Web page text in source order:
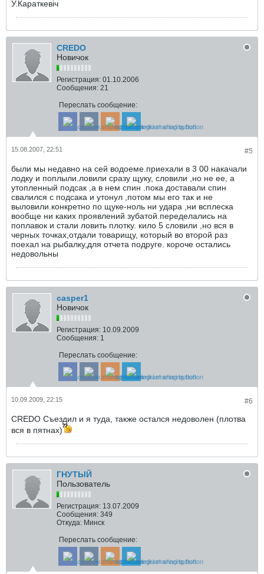
У.Караткевiч
CREDO
Новичок
Регистрация: 01.10.2006
Сообщения: 21
Переслать сообщение:
#5
15.08.2007, 22:51
были мы недавно на сей водоеме.приехали в 3 00 накачали
лодку и поплыли.ловили сразу щуку, словили ,но не ее, а
утопленный подсак ,а в нем спин .пока доставали спин
свалился с подсака и утонул ,потом мы его так и не
выловили.конкретно по щуке-ноль ни удара ,ни всплеска
вообще ни каких проявлений зубатой.переделались на
поплавок и стали ловить плотку. кило 5 словили ,но вся в
черных точках,отдали товарищу, который во второй раз
поехал на рыбалку,для отчета подруге. короче остались
недовольны
casper1
Новичок
Регистрация: 10.09.2009
Сообщения: 1
Переслать сообщение:
#6
10.09.2009, 22:15
CREDO Съездил и я туда, также остался недоволен (плотва
вся в пятнах)
ГНУТЫЙ
Пользователь
Регистрация: 13.07.2009
Сообщения: 349
Откуда: Минск
Переслать сообщение: